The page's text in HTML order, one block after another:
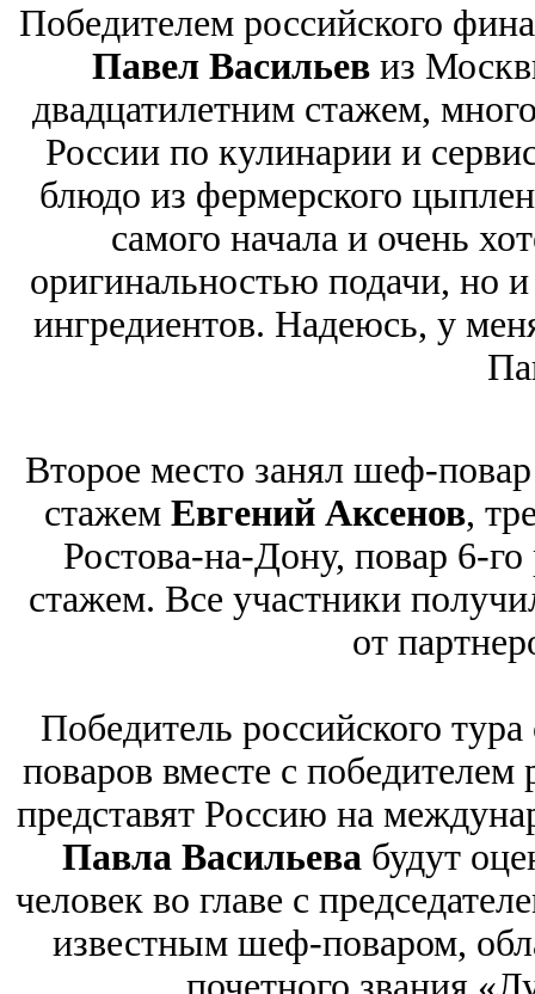
Победителем российского
Павел Васильев из
двадцатилетним стажем,
России по кулинарии и
блюдо из фермерского
самого начала и очень
оригинальностью подачи, но
ингредиентов. Надеюсь, у
Второе место занял шеф-
стажем Евгений Аксенов,
Ростова-на-Дону, повар 6-
стажем. Все участники
от
Победитель российского
поваров вместе с
представят Россию на
Павла Васильева будут
человек во главе с
известным шеф-поваром,